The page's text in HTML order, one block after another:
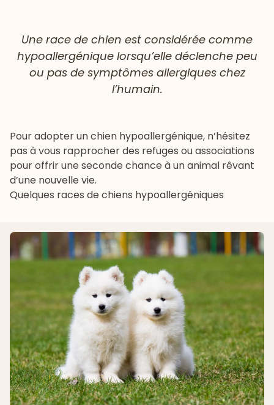
Une race de chien est considérée comme
hypoallergénique lorsqu’elle déclenche peu
ou pas de symptômes allergiques chez
l’humain.
Pour adopter un chien hypoallergénique, n’hésitez
pas à vous rapprocher des refuges ou associations
pour offrir une seconde chance à un animal rêvant
d’une nouvelle vie.
Quelques races de chiens hypoallergéniques